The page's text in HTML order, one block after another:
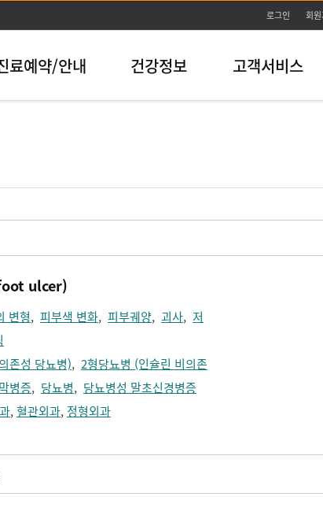
본문바로가기
로그인 회
료예약/안내 건강정보 고객서비스
ulcer)
변형, 피부색 변화, 피부궤양, 괴사, 저
존성 당뇨병), 2형당뇨병 (인슐린 비의존
병증, 당뇨병, 당뇨병성 말초신경병증
,혈관외과, 정형외과